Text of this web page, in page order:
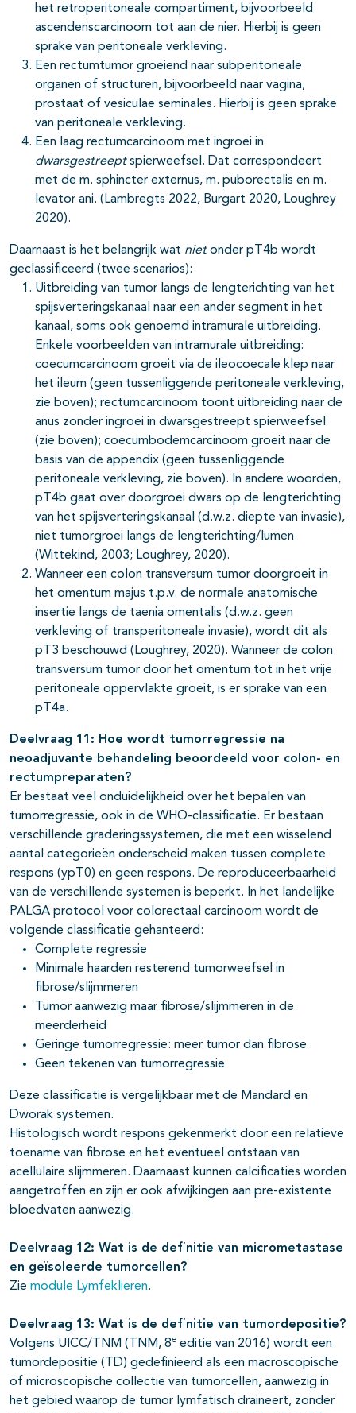
het retroperitoneale compartiment, bijvoorbeeld
ascendenscarcinoom tot aan de nier. Hierbij is geen
sprake van peritoneale verkleving.
Een rectumtumor groeiend naar subperitoneale
organen of structuren, bijvoorbeeld naar vagina,
prostaat of vesiculae seminales. Hierbij is geen sprake
van peritoneale verkleving.
Een laag rectumcarcinoom met ingroei in
dwarsgestreeptspierweefsel. Dat correspondeert
met de m. sphincter externus, m. puborectalis en m.
levator ani. (Lambregts 2022, Burgart 2020, Loughrey
2020).
Daarnaast is het belangrijk wat nietonder pT4b wordt
geclassificeerd (twee scenarios):
Uitbreiding van tumor langs de lengterichting van het
spijsverteringskanaal naar een ander segment in het
kanaal, soms ook genoemd intramurale uitbreiding.
Enkele voorbeelden van intramurale uitbreiding:
coecumcarcinoom groeit via de ileocoecale klep naar
het ileum (geen tussenliggende peritoneale verkleving,
zie boven); rectumcarcinoom toont uitbreiding naar de
anus zonder ingroei in dwarsgestreept spierweefsel
(zie boven); coecumbodemcarcinoom groeit naar de
basis van de appendix (geen tussenliggende
peritoneale verkleving, zie boven). In andere woorden,
pT4b gaat over doorgroei dwars op de lengterichting
van het spijsverteringskanaal (d.w.z. diepte van invasie),
niet tumorgroei langs de lengterichting/lumen
(Wittekind, 2003; Loughrey, 2020).
Wanneer een colon transversum tumor doorgroeit in
het omentum majus t.p.v. de normale anatomische
insertie langs de taenia omentalis (d.w.z. geen
verkleving of transperitoneale invasie), wordt dit als
pT3 beschouwd (Loughrey, 2020). Wanneer de colon
transversum tumor door het omentum tot in het vrije
peritoneale oppervlakte groeit, is er sprake van een
pT4a.
Deelvraag 11: Hoe wordt tumorregressie na
neoadjuvante behandeling beoordeeld voor colon- en
rectumpreparaten?
Er bestaat veel onduidelijkheid over het bepalen van
tumorregressie, ook in de WHO-classificatie. Er bestaan
verschillende graderingssystemen, die met een wisselend
aantal categorieën onderscheid maken tussen complete
respons (ypT0) en geen respons. De reproduceerbaarheid
van de verschillende systemen is beperkt. In het landelijke
PALGA protocol voor colorectaal carcinoom wordt de
volgende classificatie gehanteerd:
Complete regressie
Minimale haarden resterend tumorweefsel in
fibrose/slijmmeren
Tumor aanwezig maar fibrose/slijmmeren in de
meerderheid
Geringe tumorregressie: meer tumor dan fibrose
Geen tekenen van tumorregressie
Deze classificatie is vergelijkbaar met de Mandard en
Dworak systemen.
Histologisch wordt respons gekenmerkt door een relatieve
toename van fibrose en het eventueel ontstaan van
acellulaire slijmmeren. Daarnaast kunnen calcificaties worden
aangetroffen en zijn er ook afwijkingen aan pre-existente
bloedvaten aanwezig.
Deelvraag 12: Wat is de definitie van micrometastase
en geïsoleerde tumorcellen?
Zie module Lymfeklieren.
Deelvraag 13: Wat is de definitie van tumordepositie?
Volgens UICC/TNM (TNM, 8e editie van 2016) wordt een
tumordepositie (TD) gedefinieerd als een macroscopische
of microscopische collectie van tumorcellen, aanwezig in
het gebied waarop de tumor lymfatisch draineert, zonder